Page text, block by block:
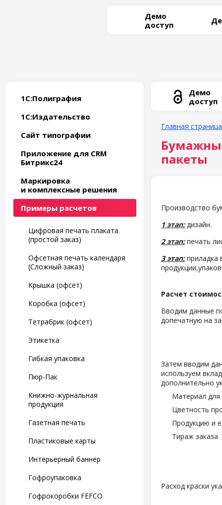
Демо
доступ
1С:Полиграфия
1С:Издательство
Сайт типографии
Приложение для CRM
Битрикс24
Маркировка
и комплексные решения
Примеры расчетов
Цифровая печать плаката
(простой заказ)
Офсетная печать календаря
(Сложный заказ)
Крышка (офсет)
Коробка (офсет)
Тетрабрик (офсет)
Этикетка
Гибкая упаковка
Пюр-Пак
Книжно-журнальная
продукция
Газетная печать
Пластиковые карты
Интерьерный баннер
Гофроупаковка
Гофрокоробки FEFCO
Демо
доступ
Главная страница
пакеты
Производство
1 этап:дизайн.
2 этап:печать
3 этап:приладка
Расчет
Вводим данные
допечатную на
Затем вводим
используем
дополнительно
Материал для
Цветность
Продукцию и
Тираж заказа
Расход краски